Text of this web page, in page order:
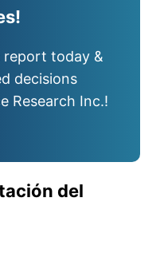
report today &
decisions
Research Inc.!
del